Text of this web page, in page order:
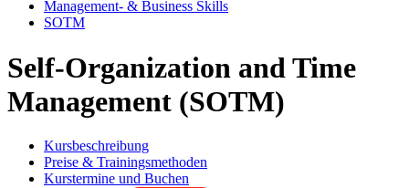
Management- & Business Skills
SOTM
Self-Organization and Time
Management (SOTM)
Kursbeschreibung
Preise & Trainingsmethoden
Kurstermine und Buchen